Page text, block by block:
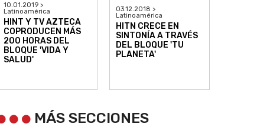
10.01.2019 >
Latinoamérica
HINT Y TV AZTECA
COPRODUCEN MÁS
200 HORAS DEL
BLOQUE 'VIDA Y
SALUD'
03.12.2018 >
Latinoamérica
HITN CRECE EN
SINTONÍA A TRAVÉS
DEL BLOQUE 'TU
PLANETA'
MÁS SECCIONES